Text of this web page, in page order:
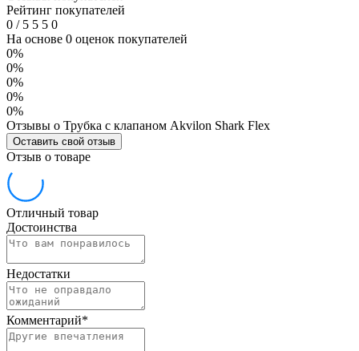
Рейтинг покупателей
0 /5 5 5 0
На основе 0 оценок покупателей
0%
0%
0%
0%
0%
Отзывы о Трубка с клапаном Akvilon Shark Flex
Оставить свой отзыв
Отзыв о товаре
Отличный товар
Достоинства
Недостатки
Комментарий*